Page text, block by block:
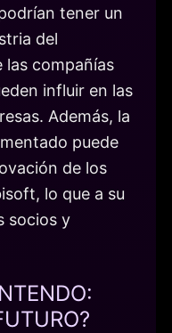
tener un
del
las compañías
influir en las
Además, la
puede
de los
lo que a su
socios y